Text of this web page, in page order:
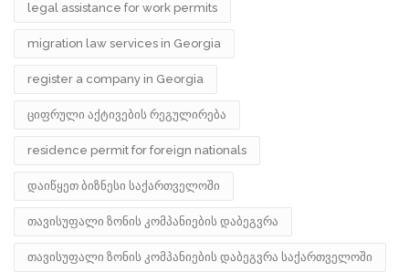
legal assistance for work permits
migration law services in Georgia
register a company in Georgia
ციფრული აქტივების რეგულირება
residence permit for foreign nationals
დაიწყეთ ბიზნესი საქართველოში
თავისუფალი ზონის კომპანიების დაბეგვრა
თავისუფალი ზონის კომპანიების დაბეგვრა საქართველოში